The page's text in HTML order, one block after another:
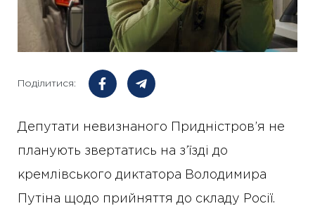
Поділитися:
Депутати невизнаного Придністров’я не
планують звертатись на з’їзді до
кремлівського диктатора Володимира
Путіна щодо прийняття до складу Росії.